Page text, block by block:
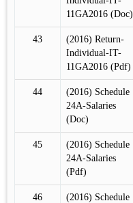
11GA2016 (Doc)
43
(2016) Return-
Individual-IT-
11GA2016 (Pdf)
44
(2016) Schedule
24A-Salaries
(Doc)
45
(2016) Schedule
24A-Salaries
(Pdf)
46
(2016) Schedule